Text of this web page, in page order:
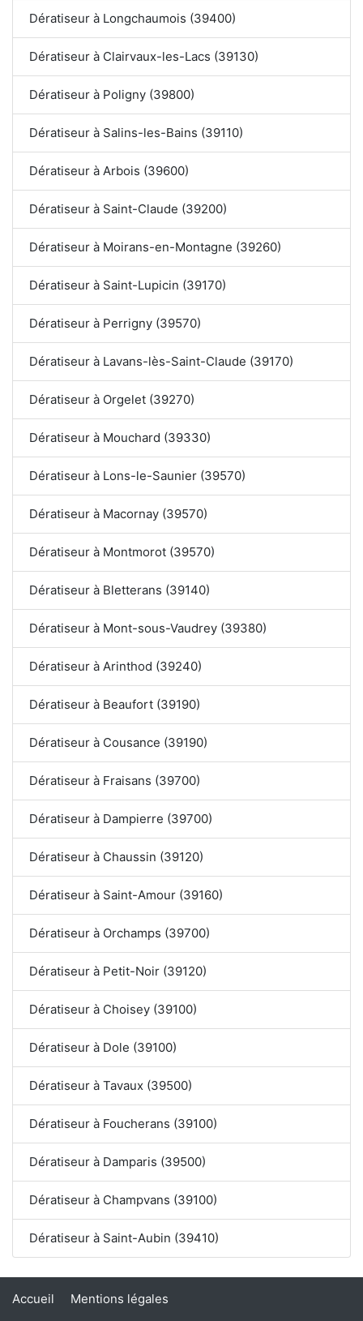
Dératiseur à Longchaumois (39400)
Dératiseur à Clairvaux-les-Lacs (39130)
Dératiseur à Poligny (39800)
Dératiseur à Salins-les-Bains (39110)
Dératiseur à Arbois (39600)
Dératiseur à Saint-Claude (39200)
Dératiseur à Moirans-en-Montagne (39260)
Dératiseur à Saint-Lupicin (39170)
Dératiseur à Perrigny (39570)
Dératiseur à Lavans-lès-Saint-Claude (39170)
Dératiseur à Orgelet (39270)
Dératiseur à Mouchard (39330)
Dératiseur à Lons-le-Saunier (39570)
Dératiseur à Macornay (39570)
Dératiseur à Montmorot (39570)
Dératiseur à Bletterans (39140)
Dératiseur à Mont-sous-Vaudrey (39380)
Dératiseur à Arinthod (39240)
Dératiseur à Beaufort (39190)
Dératiseur à Cousance (39190)
Dératiseur à Fraisans (39700)
Dératiseur à Dampierre (39700)
Dératiseur à Chaussin (39120)
Dératiseur à Saint-Amour (39160)
Dératiseur à Orchamps (39700)
Dératiseur à Petit-Noir (39120)
Dératiseur à Choisey (39100)
Dératiseur à Dole (39100)
Dératiseur à Tavaux (39500)
Dératiseur à Foucherans (39100)
Dératiseur à Damparis (39500)
Dératiseur à Champvans (39100)
Dératiseur à Saint-Aubin (39410)
Accueil Mentions légales